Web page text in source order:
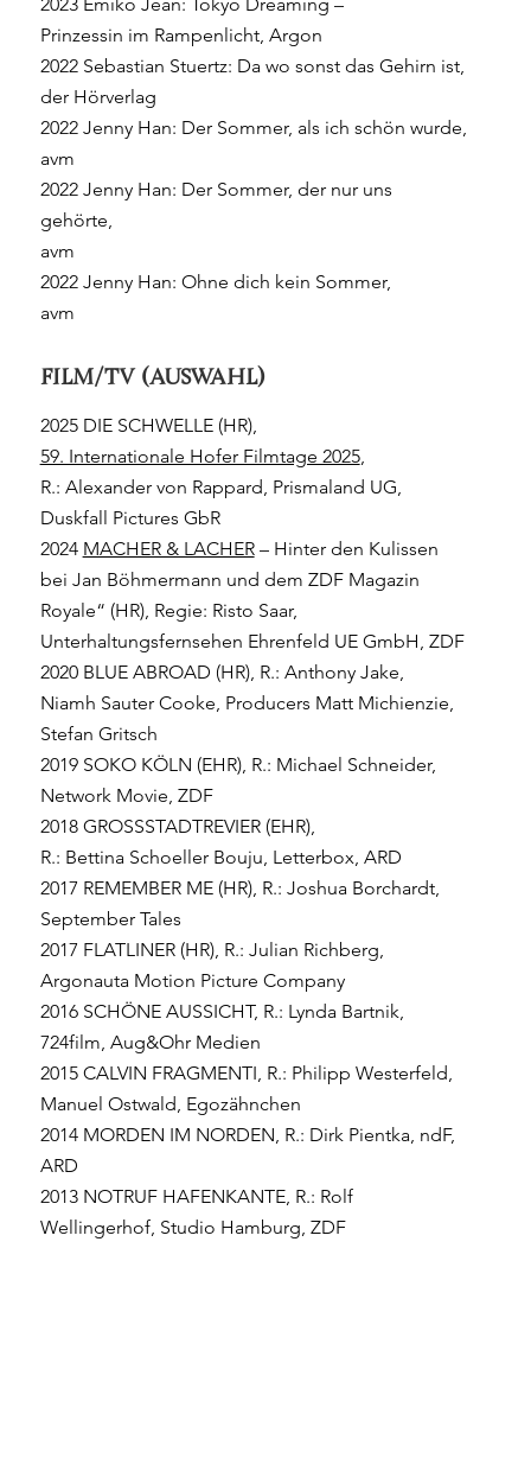
Prinzessin im Rampenlicht, Argon
2022 Sebastian Stuertz: Da wo sonst das Gehirn ist,
der Hörverlag
2022 Jenny Han: Der Sommer, als ich schön wurde,
avm
2022 Jenny Han: Der Sommer, der nur uns
gehörte,
avm
2022 Jenny Han: Ohne dich kein Sommer,
avm
FILM/TV (AUSWAHL)
2025 DIE SCHWELLE (HR),
59. Internationale Hofer Filmtage 2025,
R.: Alexander von Rappard, Prismaland UG,
Duskfall Pictures GbR
2024 MACHER & LACHER– Hinter den Kulissen
bei Jan Böhmermann und dem ZDF Magazin
Royale“ (HR), Regie: Risto Saar,
Unterhaltungsfernsehen Ehrenfeld UE GmbH, ZDF
2020 BLUE ABROAD (HR), R.: Anthony Jake,
Niamh Sauter Cooke, Producers Matt Michienzie,
Stefan Gritsch
2019 SOKO KÖLN (EHR), R.: Michael Schneider,
Network Movie, ZDF
2018 GROSSSTADTREVIER (EHR),
R.: Bettina Schoeller Bouju, Letterbox, ARD
2017 REMEMBER ME (HR), R.: Joshua Borchardt,
September Tales
2017 FLATLINER (HR), R.: Julian Richberg,
Argonauta Motion Picture Company
2016 SCHÖNE AUSSICHT, R.: Lynda Bartnik,
724film, Aug&Ohr Medien
2015 CALVIN FRAGMENTI, R.: Philipp Westerfeld,
Manuel Ostwald, Egozähnchen
2014 MORDEN IM NORDEN, R.: Dirk Pientka, ndF,
ARD
2013 NOTRUF HAFENKANTE, R.: Rolf
Wellingerhof, Studio Hamburg, ZDF